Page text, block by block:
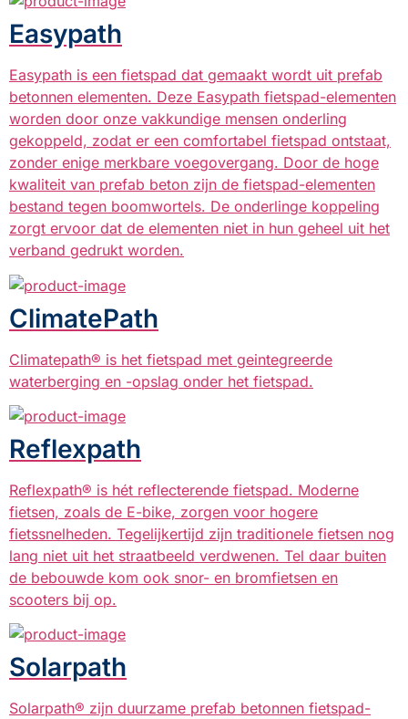
Easypath
Easypath is een fietspad dat gemaakt wordt uit prefab
betonnen elementen. Deze Easypath fietspad-elementen
worden door onze vakkundige mensen onderling
gekoppeld, zodat er een comfortabel fietspad ontstaat,
zonder enige merkbare voegovergang. Door de hoge
kwaliteit van prefab beton zijn de fietspad-elementen
bestand tegen boomwortels. De onderlinge koppeling
zorgt ervoor dat de elementen niet in hun geheel uit het
verband gedrukt worden.
ClimatePath
Climatepath® is het fietspad met geintegreerde
waterberging en -opslag onder het fietspad.
Reflexpath
Reflexpath® is hét reflecterende fietspad. Moderne
fietsen, zoals de E-bike, zorgen voor hogere
fietssnelheden. Tegelijkertijd zijn traditionele fietsen nog
lang niet uit het straatbeeld verdwenen. Tel daar buiten
de bebouwde kom ook snor- en bromfietsen en
scooters bij op.
Solarpath
Solarpath® zijn duurzame prefab betonnen fietspad-